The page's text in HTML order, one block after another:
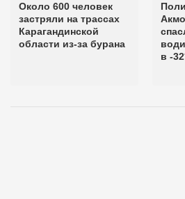
Около 600 человек
застряли на трассах
Карагандинской
области из-за бурана
в -